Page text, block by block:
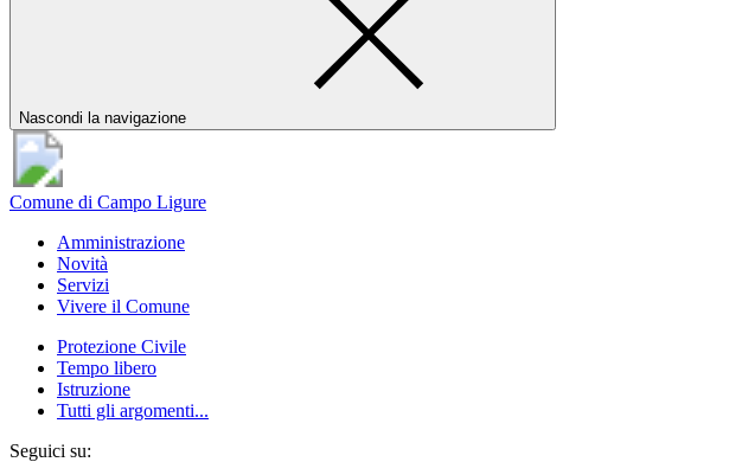
Nascondi la navigazione
Comune di Campo Ligure
Amministrazione
Novità
Servizi
Vivere il Comune
Protezione Civile
Tempo libero
Istruzione
Tutti gli argomenti...
Seguici su: